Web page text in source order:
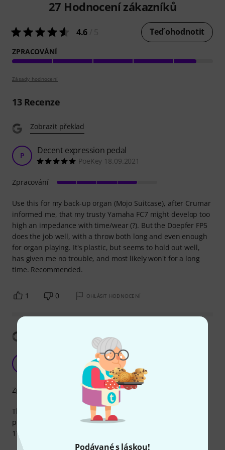
Podávané s láskou!
27 Hodnocení zákazníků
4.6 Teď ohodnotit
ZPRACOVÁNÍ
Zásady hodnocení
13Recenze
Zobrazit překlad
P Decent expression pedal
PoeKey 18.09.2021
Use this for my back-up organ (Mojo Suitcase), after Crumar
informed me, that my trusty Yamaha FC7 might develop too
high an impedance with time/wear (?). But the Doepfer FP5
does the job well, with a throw both long and even enough
for organ playing. It's plastic, but seems to hold out well,
has given me no trouble, and most likely won't for a long
time. Recommended.
Zpracování
1 0 OHLÁSIT HODNOCENÍ
MassimoDavi 11.06.2020
The Doepfer FP5 does its job efficiently, after all it's only a
pedal. I have 2 of them and a foot switch with relative A-
177-2. Happy out!
Zpracování